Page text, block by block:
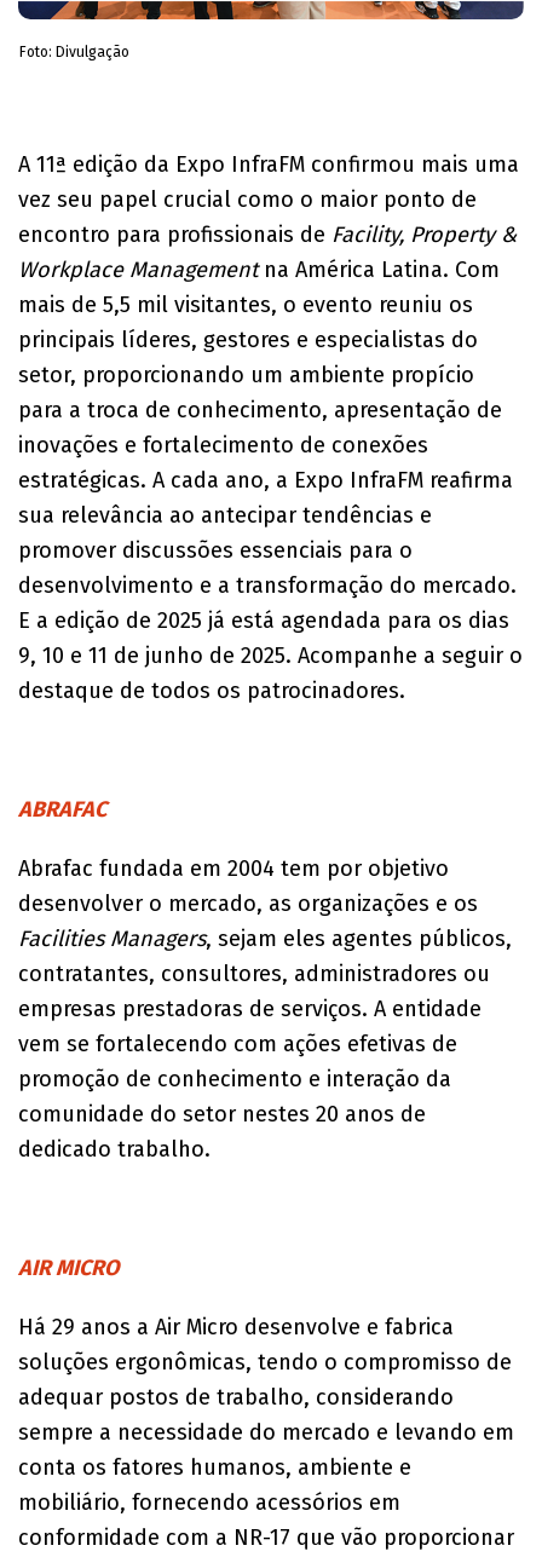
Foto: Divulgação
A 11ª edição da Expo InfraFM confirmou mais uma
vez seu papel crucial como o maior ponto de
encontro para profissionais de Facility, Property &
Workplace Management na América Latina. Com
mais de 5,5 mil visitantes, o evento reuniu os
principais líderes, gestores e especialistas do
setor, proporcionando um ambiente propício
para a troca de conhecimento, apresentação de
inovações e fortalecimento de conexões
estratégicas. A cada ano, a Expo InfraFM reafirma
sua relevância ao antecipar tendências e
promover discussões essenciais para o
desenvolvimento e a transformação do mercado.
E a edição de 2025 já está agendada para os dias
9, 10 e 11 de junho de 2025. Acompanhe a seguir o
destaque de todos os patrocinadores.
ABRAFAC
Abrafac fundada em 2004 tem por objetivo
desenvolver o mercado, as organizações e os
Facilities Managers, sejam eles agentes públicos,
contratantes, consultores, administradores ou
empresas prestadoras de serviços. A entidade
vem se fortalecendo com ações efetivas de
promoção de conhecimento e interação da
comunidade do setor nestes 20 anos de
dedicado trabalho.
AIR MICRO
Há 29 anos a Air Micro desenvolve e fabrica
soluções ergonômicas, tendo o compromisso de
adequar postos de trabalho, considerando
sempre a necessidade do mercado e levando em
conta os fatores humanos, ambiente e
mobiliário, fornecendo acessórios em
conformidade com a NR-17 que vão proporcionar